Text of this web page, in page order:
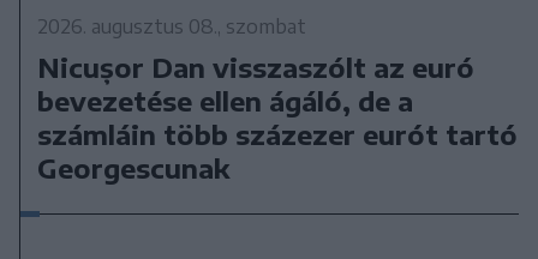
2026. augusztus 08., szombat
Nicușor Dan visszaszólt az euró
bevezetése ellen ágáló, de a
számláin több százezer eurót tartó
Georgescunak